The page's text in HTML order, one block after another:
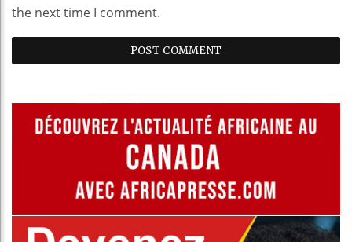
the next time I comment.